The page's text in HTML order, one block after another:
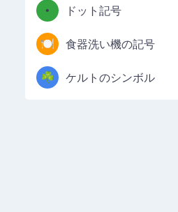
• ドット記号
🍽️ 食器洗い機の記号
☘️ ケルトのシンボル